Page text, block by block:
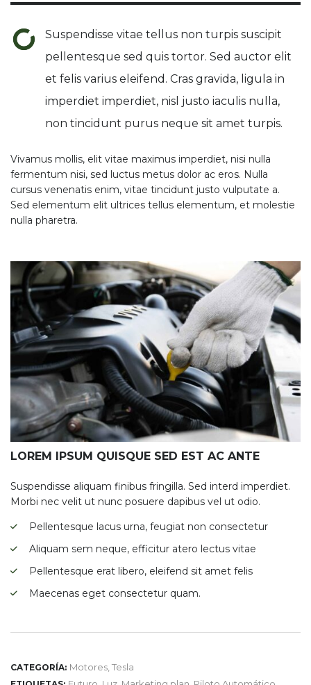
Suspendisse vitae tellus non turpis suscipit
pellentesque sed quis tortor. Sed auctor elit
et felis varius eleifend. Cras gravida, ligula in
imperdiet imperdiet, nisl justo iaculis nulla,
non tincidunt purus neque sit amet turpis.
Vivamus mollis, elit vitae maximus imperdiet, nisi nulla
fermentum nisi, sed luctus metus dolor ac eros. Nulla
cursus venenatis enim, vitae tincidunt justo vulputate a.
Sed elementum elit ultrices tellus elementum, et molestie
nulla pharetra.
LOREM IPSUM QUISQUE SED EST AC ANTE
Suspendisse aliquam finibus fringilla. Sed interd imperdiet.
Morbi nec velit ut nunc posuere dapibus vel ut odio.
Pellentesque lacus urna, feugiat non consectetur
Aliquam sem neque, efficitur atero lectus vitae
Pellentesque erat libero, eleifend sit amet felis
Maecenas eget consectetur quam.
CATEGORÍA: Motores,Tesla